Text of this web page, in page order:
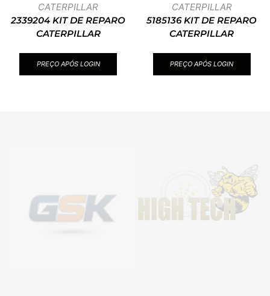
CATERPILLAR
2339204 KIT DE REPARO
CATERPILLAR
PREÇO APÓS LOGIN
CATERPILLAR
5185136 KIT DE REPARO
CATERPILLAR
PREÇO APÓS LOGIN